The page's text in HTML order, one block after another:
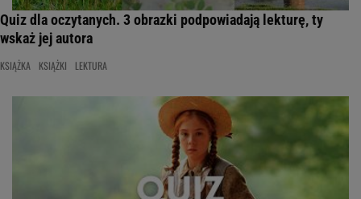
Quiz dla oczytanych. 3 obrazki podpowiadają lekturę, ty
wskaż jej autora
KSIĄŻKA KSIĄŻKI LEKTURA